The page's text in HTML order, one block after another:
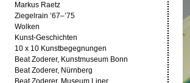
Markus Raetz
Ziegelrain ’67–’75
Wolken
Kunst-Geschichten
10 x 10 Kunstbegegnungen
Beat Zoderer, Kunstmuseum Bonn
Beat Zoderer, Nürnberg
Beat Zoderer, Museum Liner